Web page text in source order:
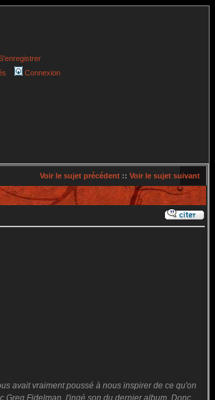
Connexion
Voir le sujet précédent :: Voir le sujet suivant
avait vraiment poussé à nous inspirer de ce qu'on
Greg Fidelman, l'ingé son du dernier album. Donc